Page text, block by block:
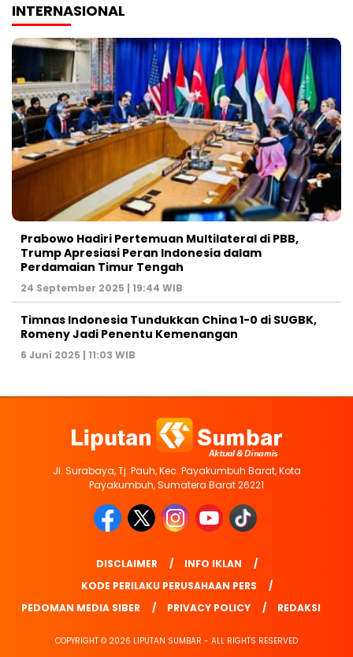
INTERNASIONAL
Prabowo Hadiri Pertemuan Multilateral di PBB,
Trump Apresiasi Peran Indonesia dalam
Perdamaian Timur Tengah
24 September 2025 | 19:44 WIB
Timnas Indonesia Tundukkan China 1-0 di SUGBK,
Romeny Jadi Penentu Kemenangan
6 Juni 2025 | 11:03 WIB
Jl. Surabaya, Tj. Pauh, Kec. Payakumbuh Barat, Kota
Payakumbuh, Sumatera Barat 26221
DISCLAIMER
INFO IKLAN
KODE PERILAKU PERUSAHAAN PERS
PEDOMAN MEDIA SIBER
PRIVACY POLICY REDAKSI
COPYRIGHT © 2026 LIPUTAN SUMBAR - ALL RIGHTS RESERVED